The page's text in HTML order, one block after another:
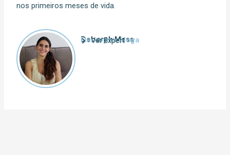
nos primeiros meses de vida.
Deborah Moss
Neuropsicóloga
Ver Expert